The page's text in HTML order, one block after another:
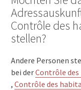
Contrôle des
stellen?
Andere Personen
bei derContrôle
,Contrôle des